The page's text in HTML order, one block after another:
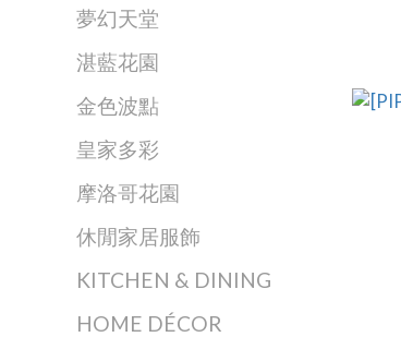
夢幻天堂
湛藍花園
金色波點
皇家多彩
摩洛哥花園
休閒家居服飾
KITCHEN & DINING
HOME DÉCOR